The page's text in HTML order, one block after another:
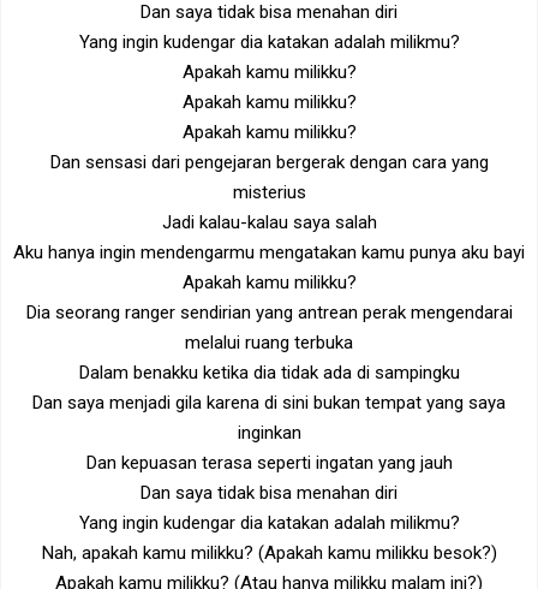
Dan saya tidak bisa menahan diri
Yang ingin kudengar dia katakan adalah milikmu?
Apakah kamu milikku?
Apakah kamu milikku?
Apakah kamu milikku?
Dan sensasi dari pengejaran bergerak dengan cara yang
misterius
Jadi kalau-kalau saya salah
Aku hanya ingin mendengarmu mengatakan kamu punya aku bayi
Apakah kamu milikku?
Dia seorang ranger sendirian yang antrean perak mengendarai
melalui ruang terbuka
Dalam benakku ketika dia tidak ada di sampingku
Dan saya menjadi gila karena di sini bukan tempat yang saya
inginkan
Dan kepuasan terasa seperti ingatan yang jauh
Dan saya tidak bisa menahan diri
Yang ingin kudengar dia katakan adalah milikmu?
Nah, apakah kamu milikku? (Apakah kamu milikku besok?)
Apakah kamu milikku? (Atau hanya milikku malam ini?)